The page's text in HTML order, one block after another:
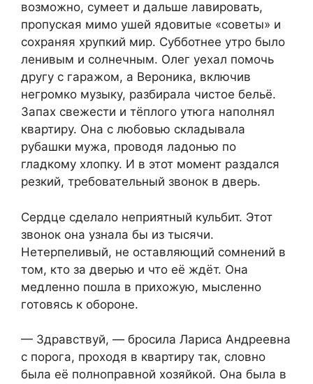
возможно, сумеет и дальше лавировать,
пропуская мимо ушей ядовитые «советы» и
сохраняя хрупкий мир. Субботнее утро было
ленивым и солнечным. Олег уехал помочь
другу с гаражом, а Вероника, включив
негромко музыку, разбирала чистое бельё.
Запах свежести и тёплого утюга наполнял
квартиру. Она с любовью складывала
рубашки мужа, проводя ладонью по
гладкому хлопку. И в этот момент раздался
резкий, требовательный звонок в дверь.
Сердце сделало неприятный кульбит. Этот
звонок она узнала бы из тысячи.
Нетерпеливый, не оставляющий сомнений в
том, кто за дверью и что её ждёт. Она
медленно пошла в прихожую, мысленно
готовясь к обороне.
— Здравствуй, — бросила Лариса Андреевна
с порога, проходя в квартиру так, словно
была её полноправной хозяйкой. Она была в